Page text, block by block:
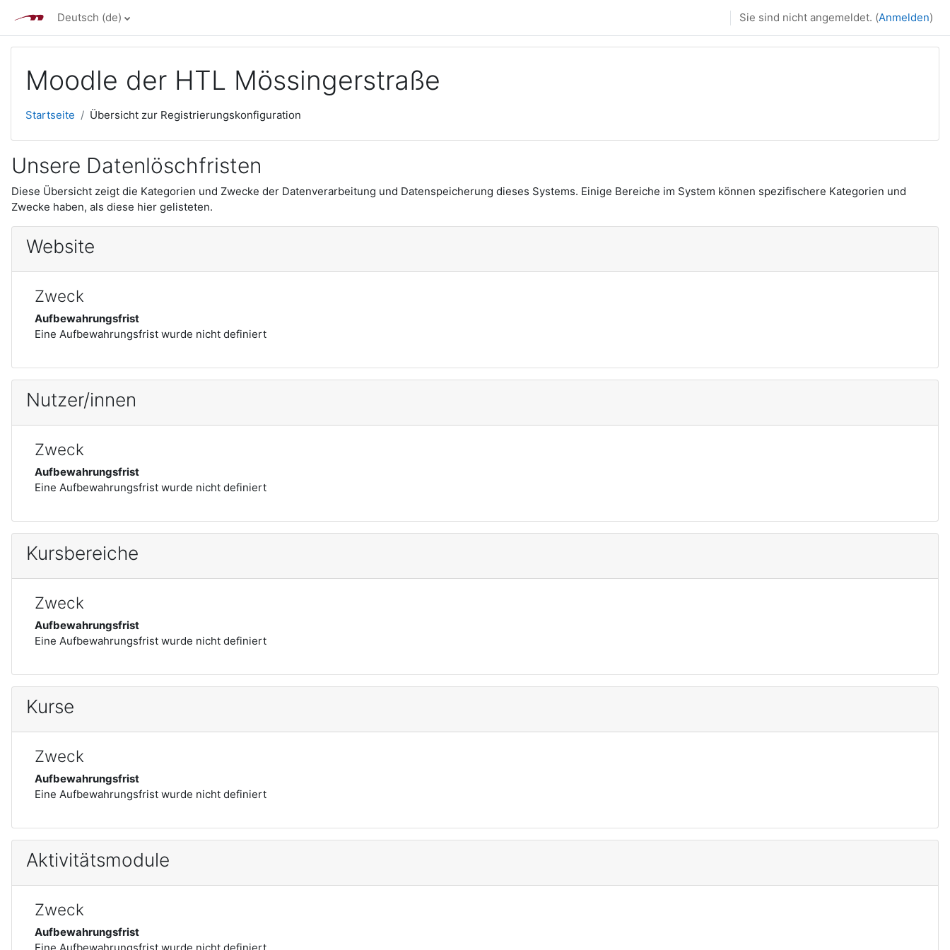
Deutsch ‎(de)‎ Sie sind nicht angemeldet. (Anmelden)
Moodle der HTL Mössingerstraße
Startseite Übersicht zur Registrierungskonfiguration
Unsere Datenlöschfristen
Diese Übersicht zeigt die Kategorien und Zwecke der Datenverarbeitung und Datenspeicherung dieses Systems. Einige Bereiche im System können spezifischere Kategorien und
Zwecke haben, als diese hier gelisteten.
Website
Zweck
Aufbewahrungsfrist
Eine Aufbewahrungsfrist wurde nicht definiert
Nutzer/innen
Zweck
Aufbewahrungsfrist
Eine Aufbewahrungsfrist wurde nicht definiert
Kursbereiche
Zweck
Aufbewahrungsfrist
Eine Aufbewahrungsfrist wurde nicht definiert
Kurse
Zweck
Aufbewahrungsfrist
Eine Aufbewahrungsfrist wurde nicht definiert
Aktivitätsmodule
Zweck
Aufbewahrungsfrist